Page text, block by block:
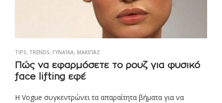
TIPS, TRENDS, ΓΥΝΑΊΚΑ, ΜΑΚΙΓΙΆΖ
Πώς να εφαρμόσετε το ρουζ για φυσικό
face lifting εφέ
Η Vogue συγκεντρώνει τα απαραίτητα βήματα για να